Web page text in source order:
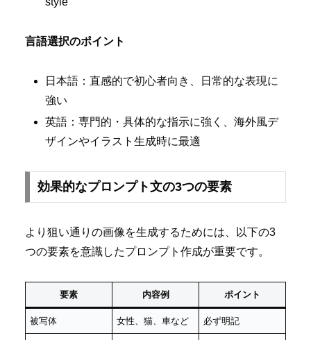
言語選択のポイント
日本語：直感的で初心者向き、日常的な表現に
強い
英語：専門的・具体的な指示に強く、海外風デ
ザインやイラスト生成時に最適
効果的なプロンプト文の3つの要素
より狙い通りの画像を生成するためには、以下の3
つの要素を意識したプロンプト作成が重要です。
要素 内容例 ポイント
被写体 女性、猫、車など 必ず明記